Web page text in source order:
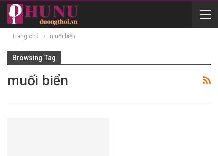
Trang chủ muối biển
Browsing Tag
muối biển